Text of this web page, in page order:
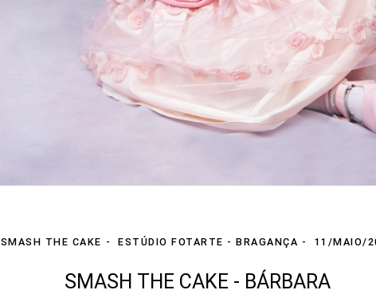
SMASH THE CAKE ESTÚDIO FOTARTE - BRAGANÇA 11/MAIO/
SMASH THE CAKE - BÁRBARA